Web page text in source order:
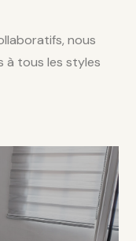
nous
à tous les styles